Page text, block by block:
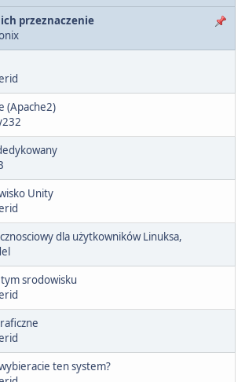
przeznaczenie
(Apache2)
Unity
dla użytkowników Linuksa,
srodowisku
ten system?